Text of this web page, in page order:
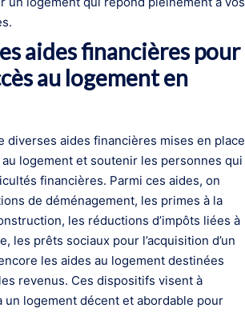
aides financières pour
au logement en
diverses aides financières mises en place
au logement et soutenir les personnes qui
financières. Parmi ces aides, on
de déménagement, les primes à la
les réductions d’impôts liées à
les prêts sociaux pour l’acquisition d’un
les aides au logement destinées
revenus. Ces dispositifs visent à
un logement décent et abordable pour